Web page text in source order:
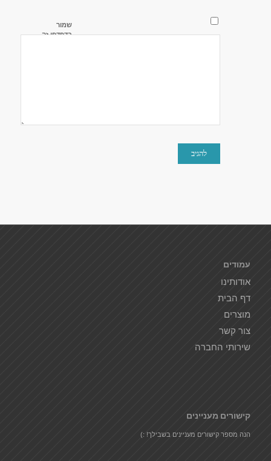
שמור
בדפדפן זה
עמודים
אודותינו
דף הבית
מוצרים
צור קשר
שירותי החברה
קישורים מעניינים
הנה מספר קישורים מעניינים בשבילך! :)